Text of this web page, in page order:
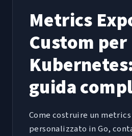
Metrics
Custom per
Kubernetes:
guida
Come costruire un
personalizzato in Go,